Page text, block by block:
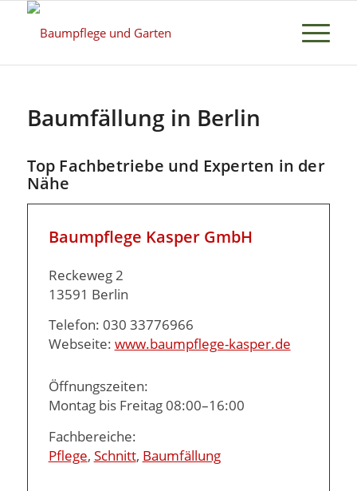
Baumfällung in Berlin
Top Fachbetriebe und Experten in der
Nähe
Baumpflege Kasper GmbH
Reckeweg 2
13591 Berlin
Telefon: 030 33776966
Webseite: www.baumpflege-kasper.de
Öffnungszeiten:
Montag bis Freitag 08:00–16:00
Fachbereiche:
Pflege, Schnitt, Baumfällung